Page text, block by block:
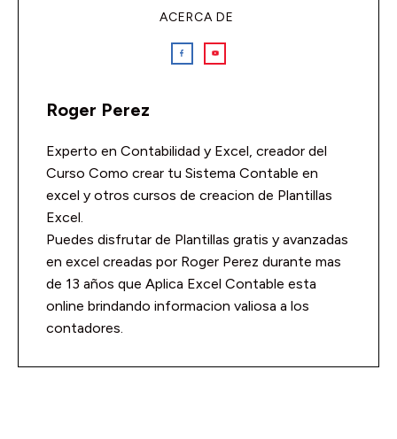
ACERCA DE
Roger Perez
Experto en Contabilidad y Excel, creador del
Curso Como crear tu Sistema Contable en
excel y otros cursos de creacion de Plantillas
Excel.
Puedes disfrutar de Plantillas gratis y avanzadas
en excel creadas por Roger Perez durante mas
de 13 años que Aplica Excel Contable esta
online brindando informacion valiosa a los
contadores.